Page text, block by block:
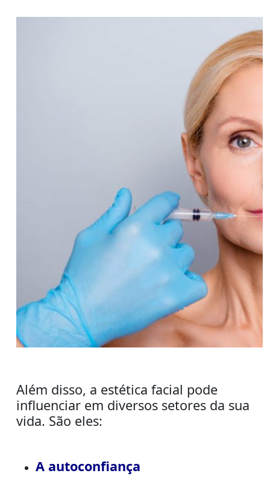
Além disso, a estética facial pode
influenciar em diversos setores da sua
vida. São eles:
A autoconfiança